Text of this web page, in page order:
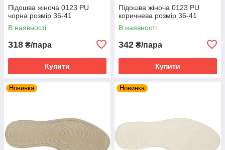
Підошва жіноча 0123 PU
чорна розмір 36-41
В наявності
318 ₴/пара
Купити
Підошва жіноча 0123 PU
коричнева розмір 36-41
В наявності
342 ₴/пара
Купити
Новинка Новинка